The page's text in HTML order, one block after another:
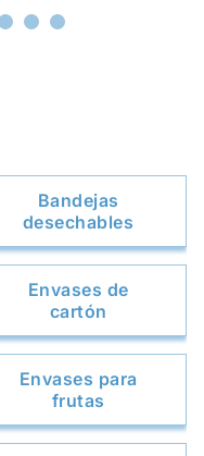
Bandejas
desechables
Envases de
cartón
Envases para
frutas